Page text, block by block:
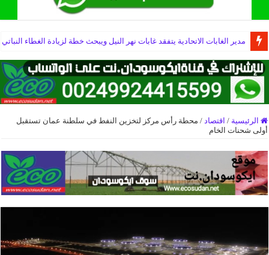
مدير الغابات الاتحادية يتفقد غابات نهر النيل ويبحث خطة لزيادة الغطاء النباتي
الرئيسية / اقتصاد / محطة رأس مركز لتخزين النفط في سلطنة عمان تستقبل
أولى شحنات الخام